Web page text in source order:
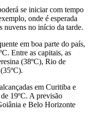
se iniciar com tempo
onde é esperada
nuvens no início da tarde.
em boa parte do país,
Entre as capitais, as
(38ºC), Rio de
em Curitiba e
19ºC. A previsão
e Belo Horizonte